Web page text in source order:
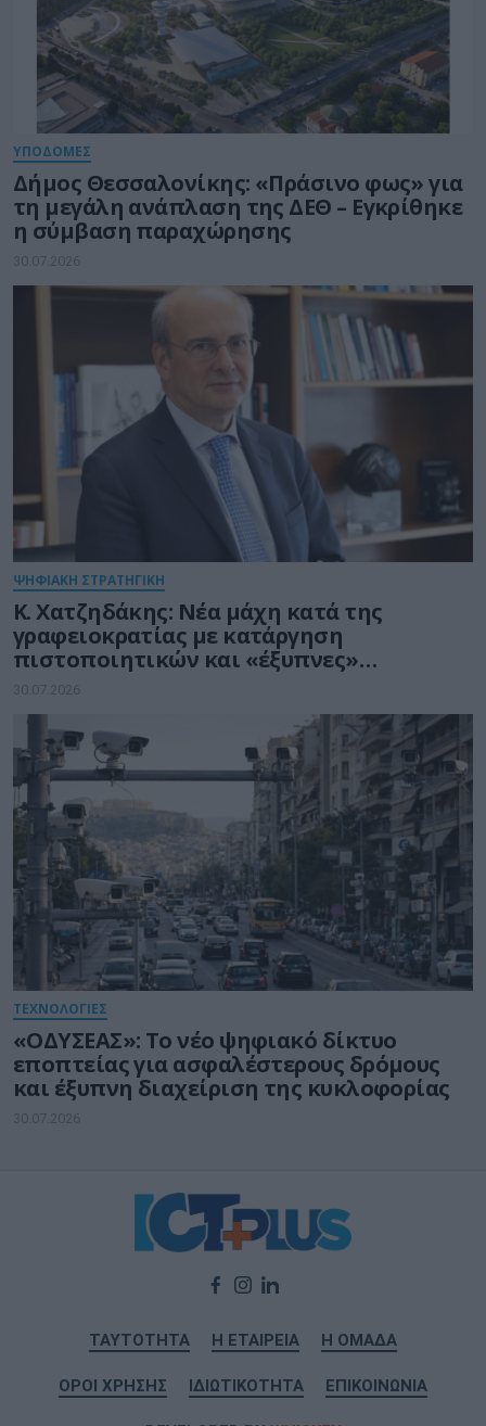
ΥΠΟΔΟΜΕΣ
Δήμος Θεσσαλονίκης: «Πράσινο φως» για
τη μεγάλη ανάπλαση της ΔΕΘ – Εγκρίθηκε
η σύμβαση παραχώρησης
30.07.2026
ΨΗΦΙΑΚΗ ΣΤΡΑΤΗΓΙΚΗ
Κ. Χατζηδάκης: Νέα μάχη κατά της
γραφειοκρατίας με κατάργηση
πιστοποιητικών και «έξυπνες»
διασταυρώσεις του Δημοσίου
30.07.2026
ΤΕΧΝΟΛΟΓΙΕΣ
«ΟΔΥΣΕΑΣ»: Το νέο ψηφιακό δίκτυο
εποπτείας για ασφαλέστερους δρόμους
και έξυπνη διαχείριση της κυκλοφορίας
30.07.2026
ΤΑΥΤΟΤΗΤΑ Η ΕΤΑΙΡΕΙΑ Η ΟΜΑΔΑ
ΟΡΟΙ ΧΡΗΣΗΣ ΙΔΙΩΤΙΚΟΤΗΤΑ ΕΠΙΚΟΙΝΩΝΙΑ